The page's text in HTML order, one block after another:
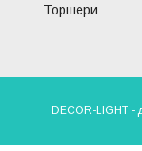
Торшери